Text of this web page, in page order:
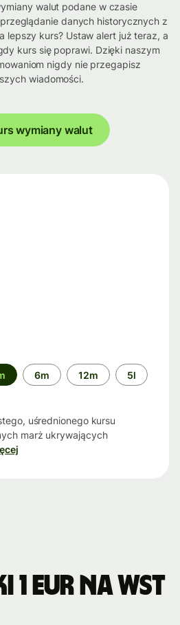
walut podane w czasie
danych historycznych z
lepszy kurs? Ustaw alert już teraz, a
kurs się poprawi. Dzięki naszym
nigdy nie przegapisz
wiadomości.
wymiany walut
6m 12m 5l
uśrednionego kursu
marż ukrywających
EUR na WST